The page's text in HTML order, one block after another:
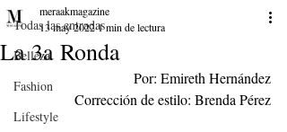
Todas las entradas
Belleza
Fashion
Lifestyle
La 3a Ronda
meraakmagazine
13 may 20221 min de lectura
Por: Emireth Hernández
Corrección de estilo: Brenda Pérez